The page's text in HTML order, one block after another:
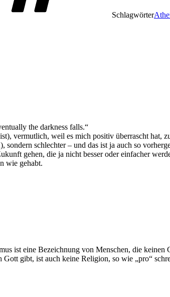
Schlagwörter
the darkness falls.“
vermutlich, weil es mich positiv überrascht hat,
schlechter – und das ist ja auch so
gehen, die ja nicht besser oder einfacher
wie gehabt.
ist eine Bezeichnung von Menschen, die
gibt, ist auch keine Religion, so wie „pro“